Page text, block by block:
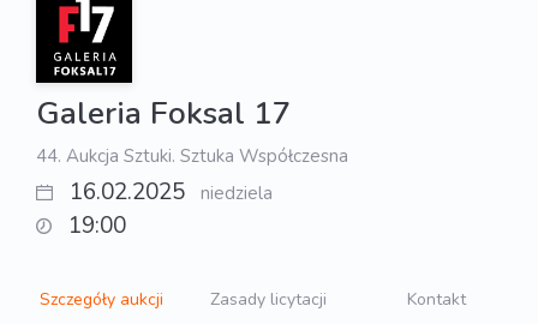
Galeria Foksal 17
44. Aukcja Sztuki. Sztuka Współczesna
16.02.2025 niedziela
19:00
Szczegóły aukcji Zasady licytacji Kontakt